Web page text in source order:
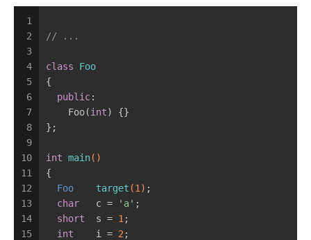
1
2
3
4
5
6
7
8
9
10
11
12
13
14
15
// ...
class
Foo
{
public:
    Foo(
int) {}
};
int main()
{
Foo target (1 ) ;
char
   c =
'a' ;
short
  s =
1 ;
int
    i =
2 ;